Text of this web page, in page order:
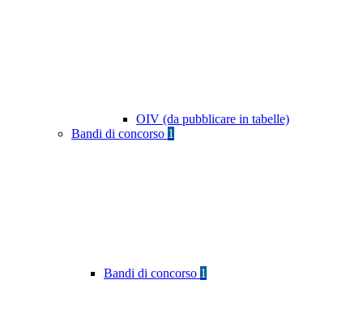
OIV (da pubblicare in tabelle)
Bandi di concorso 1
Bandi di concorso 1